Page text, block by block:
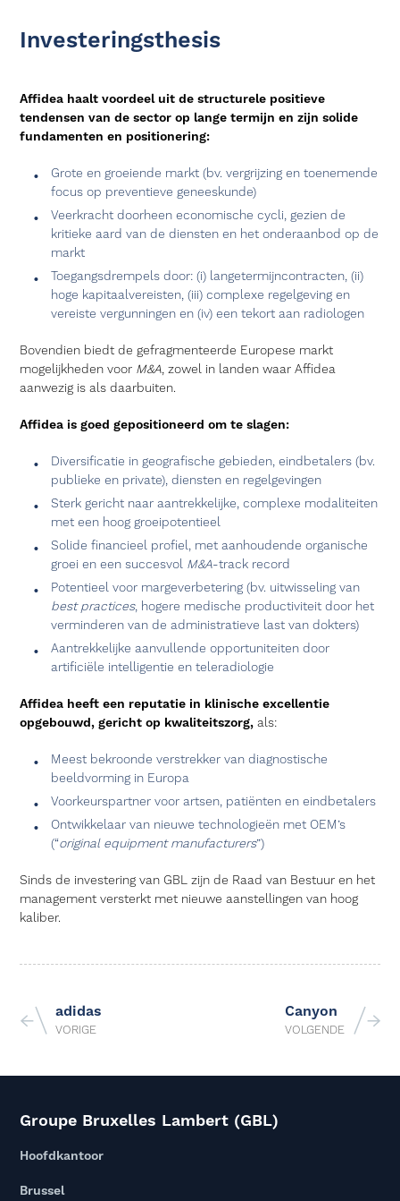
Investeringsthesis
Affidea haalt voordeel uit de structurele positieve
tendensen van de sector op lange termijn en zijn solide
fundamenten en positionering:
Grote en groeiende markt (bv. vergrijzing en toenemende
focus op preventieve geneeskunde)
Veerkracht doorheen economische cycli, gezien de
kritieke aard van de diensten en het onderaanbod op de
markt
Toegangsdrempels door: (i) langetermijncontracten, (ii)
hoge kapitaalvereisten, (iii) complexe regelgeving en
vereiste vergunningen en (iv) een tekort aan radiologen
Bovendien biedt de gefragmenteerde Europese markt
mogelijkheden voor M&A, zowel in landen waar Affidea
aanwezig is als daarbuiten.
Affidea is goed gepositioneerd om te slagen:
Diversificatie in geografische gebieden, eindbetalers (bv.
publieke en private), diensten en regelgevingen
Sterk gericht naar aantrekkelijke, complexe modaliteiten
met een hoog groeipotentieel
Solide financieel profiel, met aanhoudende organische
groei en een succesvol M&A-track record
Potentieel voor margeverbetering (bv. uitwisseling van
best practices, hogere medische productiviteit door het
verminderen van de administratieve last van dokters)
Aantrekkelijke aanvullende opportuniteiten door
artificiële intelligentie en teleradiologie
Affidea heeft een reputatie in klinische excellentie
opgebouwd, gericht op kwaliteitszorg,als:
Meest bekroonde verstrekker van diagnostische
beeldvorming in Europa
Voorkeurspartner voor artsen, patiënten en eindbetalers
Ontwikkelaar van nieuwe technologieën met OEM’s
(“original equipment manufacturers”)
Sinds de investering van GBL zijn de Raad van Bestuur en het
management versterkt met nieuwe aanstellingen van hoog
kaliber.
adidas
VORIGE
Canyon
VOLGENDE
Groupe Bruxelles Lambert (GBL)
Hoofdkantoor
Brussel